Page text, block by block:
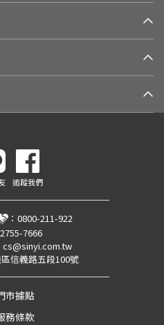
追蹤我們
： 0800-211-922
7666
cs@sinyi.com.tw
信義路五段100號
市據點
務條款